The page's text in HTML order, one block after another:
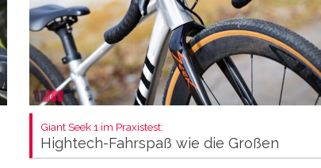
Giant Seek 1 im Praxistest:
Hightech-Fahrspaß wie die Großen